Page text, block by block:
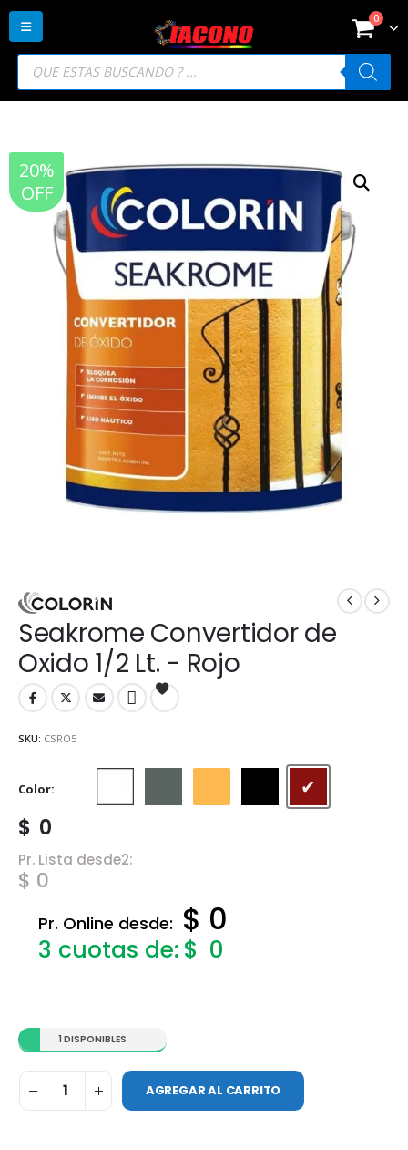
Búsqueda
productos
0
20%
OFF
Seakrome Convertidor de
Oxido 1/2 Lt. - Rojo
SKU: CSRO5
Color Rojo
$ 0
Pr. Lista desde2:
$ 0
Pr. Online desde: $ 0
$ 0
1 DISPONIBLES
AGREGAR AL CARRITO